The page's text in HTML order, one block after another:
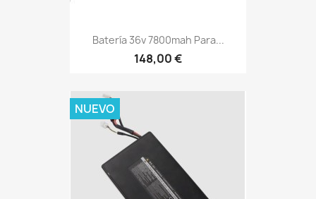
Batería 36v 7800mah Para...
148,00 €
NUEVO